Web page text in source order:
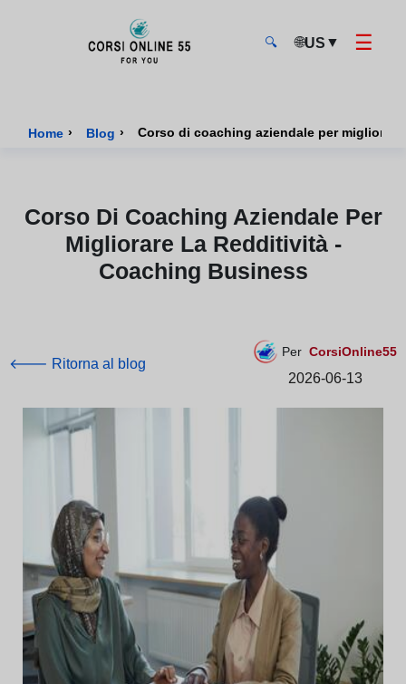
🔍 🌐US ▼ ☰
Home › Blog › Corso di coaching aziendale per
Corso Di Coaching Aziendale Per
Migliorare La Redditività -
Coaching Business
🡐 Ritorna al blog
Per CorsiOnline55
2026-06-13